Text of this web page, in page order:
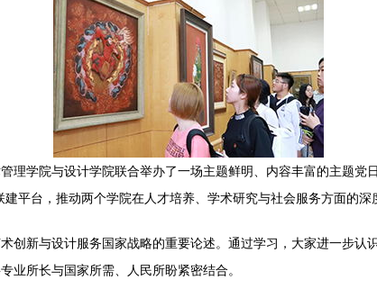
理学院与设计学院联合举办了一场主题鲜明、内容丰富的主题党
台，推动两个学院在人才培养、学术研究与社会服务方面的深
创新与设计服务国家战略的重要论述。通过学习，大家进一步
业所长与国家所需、人民所盼紧密结合。